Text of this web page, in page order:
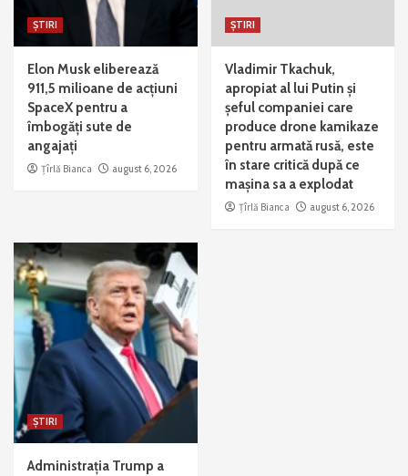
ȘTIRI
Elon Musk eliberează
911,5 milioane de acțiuni
SpaceX pentru a
îmbogăți sute de
angajați
Țîrlă Bianca august 6, 2026
ȘTIRI
Vladimir Tkachuk,
apropiat al lui Putin și
șeful companiei care
produce drone kamikaze
pentru armată rusă, este
în stare critică după ce
mașina sa a explodat
Țîrlă Bianca august 6, 2026
ȘTIRI
Administrația Trump a